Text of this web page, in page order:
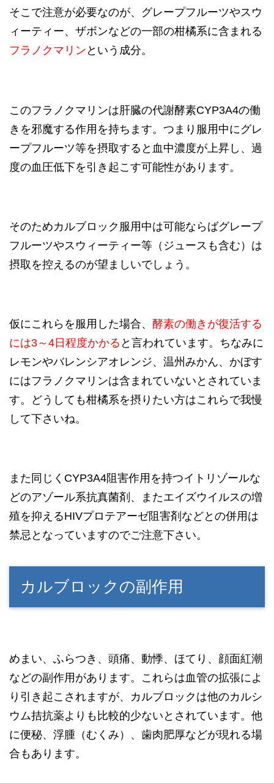
そこで注意が必要なのが、グレープフルーツやスウ
ィーティー、ザボンなどの一部の柑橘系に含まれる
フラノクマリン という成分。
このフラノクマリンは肝臓の代謝酵素CYP3A4の働
きを邪魔する作用を持ちます。つまり服用中にグレ
ープフルーツ等を摂取すると血中濃度が上昇し、過
度の血圧低下を引き起こす可能性があります。
そのためカルブロック服用中は可能ならばグレープ
フルーツやスウィーティー等（ジュースも含む）は
摂取を控えるのが望ましいでしょう。
仮にこれらを服用した場合、 酵素の働きが復活する
には3～4日程度かかる と言われています。ちなみに
レモンやバレンシアオレンジ、温州みかん、かぼす
にはフラノクマリンは含まれていないとされていま
す。どうしても柑橘系を摂りたい方はこれらで我慢
して下さいね。
また同じくCYP3A4阻害作用を持つイトリゾールな
どのアゾール系抗真菌剤、またエイズウイルスの増
殖を抑えるHIVプロテアーゼ阻害剤などとの併用は
禁忌となっていますのでご注意下さい。
カルブロックの副作用
めまい、ふらつき、頭痛、動悸、ほてり、顔面紅潮
などの副作用があります。これらは血管の拡張によ
り引き起こされますが、カルブロックは他のカルシ
ウム拮抗薬よりも比較的少ないとされています。他
に便秘、浮腫（むくみ）、歯肉肥厚などが現れる場
合もあります。